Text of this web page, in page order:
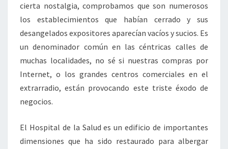
cierta nostalgia, comprobamos que son numerosos
los establecimientos que habían cerrado y sus
desangelados expositores aparecían vacíos y sucios. Es
un denominador común en las céntricas calles de
muchas localidades, no sé si nuestras compras por
Internet, o los grandes centros comerciales en el
extrarradio, están provocando este triste éxodo de
negocios.
El Hospital de la Salud es un edificio de importantes
dimensiones que ha sido restaurado para albergar